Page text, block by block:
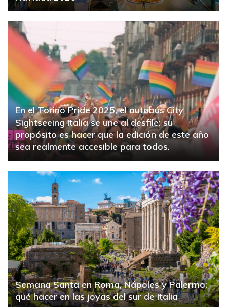
En el Torino Pride 2025, el autobús City
Sightseeing Italia se une al desfile: su
propósito es hacer que la edición de este año
sea realmente accesible para todos.
Semana Santa en Roma, Nápoles y Palermo:
qué hacer en las joyas del sur de Italia